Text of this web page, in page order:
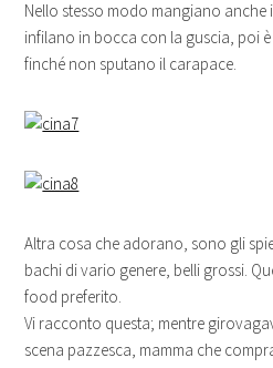
Nello stesso modo mangiano anche
infilano in bocca con la guscia, poi
finché non sputano il carapace.
Altra cosa che adorano, sono gli
bachi di vario genere, belli grossi.
food preferito.
Vi racconto questa; mentre
scena pazzesca, mamma che